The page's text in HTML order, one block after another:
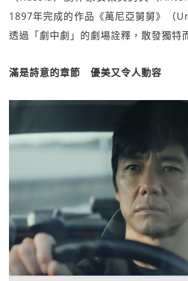
1897年完成的作品《萬尼亞舅舅》（
透過「劇中劇」的劇場詮釋，散發獨特
滿是詩意的章節 優美又令人動容